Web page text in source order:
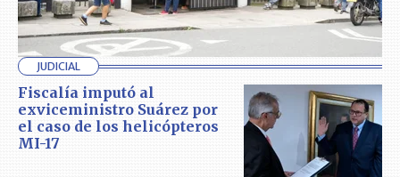
JUDICIAL
Fiscalía imputó al
exviceministro Suárez por
el caso de los helicópteros
MI-17